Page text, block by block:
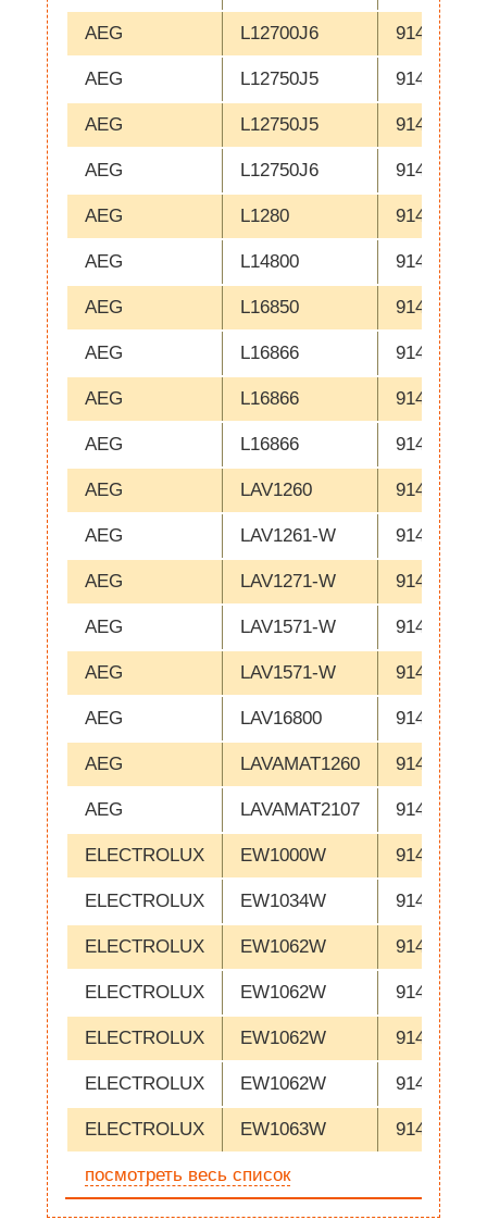
посмотреть весь список
AEG L12700J6 914602907
AEG L12750J5 914602800
AEG L12750J5 914602804
AEG L12750J6 914602801
AEG L1280 914602904
AEG L14800 914601519
AEG L16850 914602700
AEG L16866 914602701
AEG L16866 914602702
AEG L16866 914602703
AEG LAV1260 914653015
AEG LAV1261-W 914653032
AEG LAV1271-W 914656008
AEG LAV1571-W 914656009
AEG LAV1571-W 914656010
AEG LAV16800 914601502
AEG LAVAMAT1260 914653015
AEG LAVAMAT2107 914602003
ELECTROLUX EW1000W 914654513
ELECTROLUX EW1034W 914667016
ELECTROLUX EW1062W 914654508
ELECTROLUX EW1062W 914654509
ELECTROLUX EW1062W 914654510
ELECTROLUX EW1062W 914654514
ELECTROLUX EW1063W 914600516